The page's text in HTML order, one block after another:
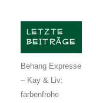
LETZTE
BEITRÄGE
Behang Expresse
– Kay & Liv:
farbenfrohe